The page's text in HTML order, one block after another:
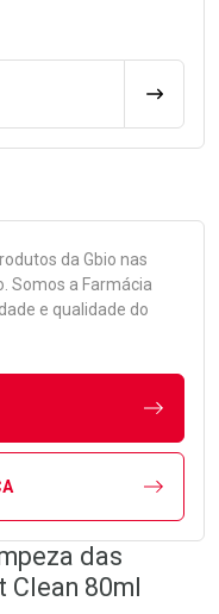
da Gbio nas
Somos a Farmácia
e qualidade do
das
Clean 80ml